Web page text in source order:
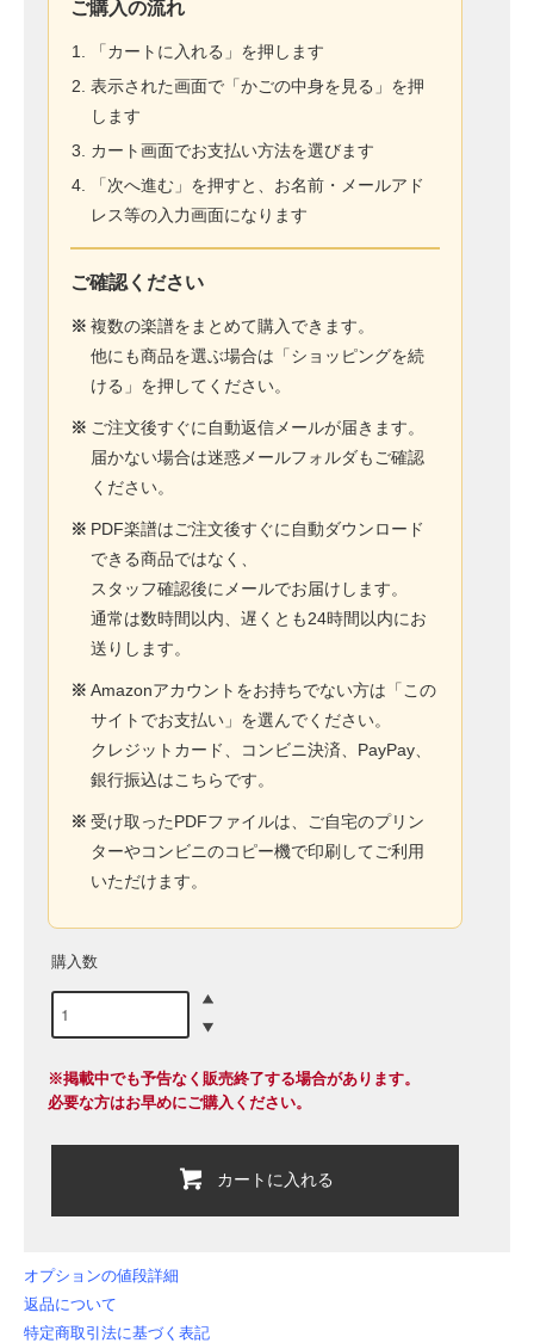
ご購入の流れ
「カートに入れる」を押します
表示された画面で「かごの中身を見る」を押
します
カート画面でお支払い方法を選びます
「次へ進む」を押すと、お名前・メールアド
レス等の入力画面になります
ご確認ください
※ 複数の楽譜をまとめて購入できます。
他にも商品を選ぶ場合は「ショッピングを続
ける」を押してください。
※ ご注文後すぐに自動返信メールが届きます。
届かない場合は迷惑メールフォルダもご確認
ください。
※ PDF楽譜はご注文後すぐに自動ダウンロード
できる商品ではなく、
スタッフ確認後にメールでお届けします。
通常は数時間以内、遅くとも24時間以内にお
送りします。
※ Amazonアカウントをお持ちでない方は「この
サイトでお支払い」を選んでください。
クレジットカード、コンビニ決済、PayPay、
銀行振込はこちらです。
※ 受け取ったPDFファイルは、ご自宅のプリン
ターやコンビニのコピー機で印刷してご利用
いただけます。
購入数
※掲載中でも予告なく販売終了する場合があります。
必要な方はお早めにご購入ください。
カートに入れる
オプションの値段詳細
返品について
特定商取引法に基づく表記